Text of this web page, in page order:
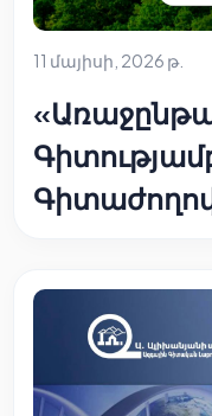
11 մայիսի, 2026 թ.